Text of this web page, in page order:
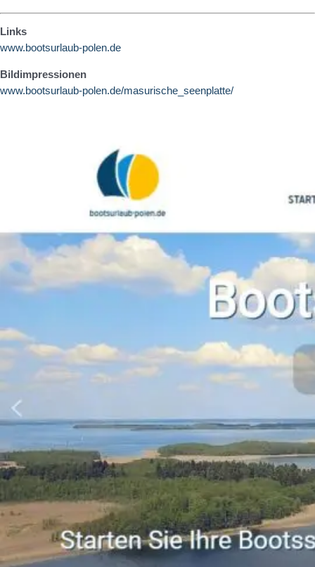
Links
www.bootsurlaub-polen.de
Bildimpressionen
www.bootsurlaub-polen.de/masurische_seenplatte/